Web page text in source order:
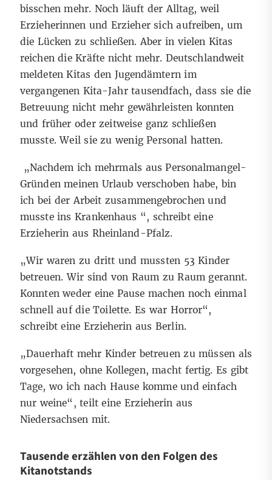
bisschen mehr. Noch läuft der Alltag, weil
Erzieherinnen und Erzieher sich aufreiben, um
die Lücken zu schließen. Aber in vielen Kitas
reichen die Kräfte nicht mehr. Deutschlandweit
meldeten Kitas den Jugendämtern im
vergangenen Kita-Jahr tausendfach, dass sie die
Betreuung nicht mehr gewährleisten konnten
und früher oder zeitweise ganz schließen
musste. Weil sie zu wenig Personal hatten.
„Nachdem ich mehrmals aus Personalmangel-
Gründen meinen Urlaub verschoben habe, bin
ich bei der Arbeit zusammengebrochen und
musste ins Krankenhaus “, schreibt eine
Erzieherin aus Rheinland-Pfalz.
„Wir waren zu dritt und mussten 53 Kinder
betreuen. Wir sind von Raum zu Raum gerannt.
Konnten weder eine Pause machen noch einmal
schnell auf die Toilette. Es war Horror“,
schreibt eine Erzieherin aus Berlin.
„Dauerhaft mehr Kinder betreuen zu müssen als
vorgesehen, ohne Kollegen, macht fertig. Es gibt
Tage, wo ich nach Hause komme und einfach
nur weine“, teilt eine Erzieherin aus
Niedersachsen mit.
Tausende erzählen von den Folgen des
Kitanotstands